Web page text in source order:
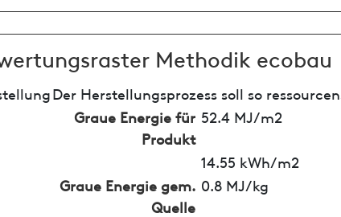
Methodik ecobau
Der Herstellungsprozess soll so
Graue Energie für
Produkt
52.4 MJ/m2
14.55 kWh/m2
Graue Energie gem.
Quelle
0.8 MJ/kg